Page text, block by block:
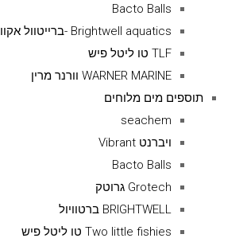
Bacto Balls
Brightwell aquatics -ברייטוול אקווטיקס
TLF טו ליטל פיש
WARNER MARINE וורנר מרין
תוספים מים מלוחים
seachem
ויברנט Vibrant
Bacto Balls
Grotech גרוטק
BRIGHTWELL ברטוויול
Two little fishies טו ליטל פיש